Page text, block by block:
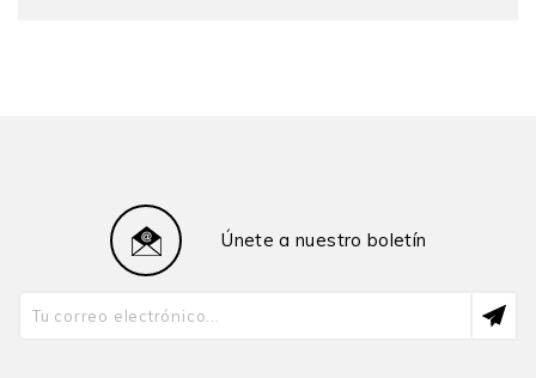
decano, director del Instituto de Relaciones con
Iberoamérica y dirigió más de 35 tesis doctorales.
Ha sido research fellow en Harvard (1971-1974),
directeur de recherches (1994-1996) del CNRS
Únete a nuestro boletín